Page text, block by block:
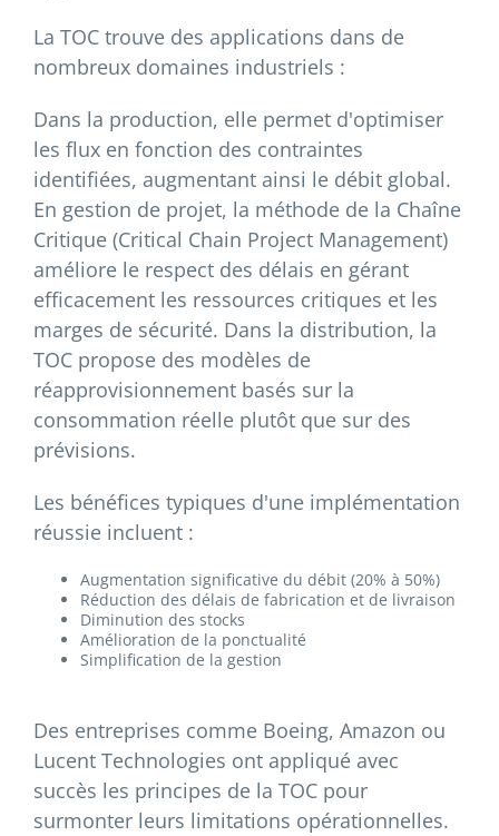
La TOC trouve des applications dans de
nombreux domaines industriels :
Dans la production, elle permet d'optimiser
les flux en fonction des contraintes
identifiées, augmentant ainsi le débit global.
En gestion de projet, la méthode de la Chaîne
Critique (Critical Chain Project Management)
améliore le respect des délais en gérant
efficacement les ressources critiques et les
marges de sécurité. Dans la distribution, la
TOC propose des modèles de
réapprovisionnement basés sur la
consommation réelle plutôt que sur des
prévisions.
Les bénéfices typiques d'une implémentation
réussie incluent :
Augmentation significative du débit (20% à 50%)
Réduction des délais de fabrication et de livraison
Diminution des stocks
Amélioration de la ponctualité
Simplification de la gestion
Des entreprises comme Boeing, Amazon ou
Lucent Technologies ont appliqué avec
succès les principes de la TOC pour
surmonter leurs limitations opérationnelles.